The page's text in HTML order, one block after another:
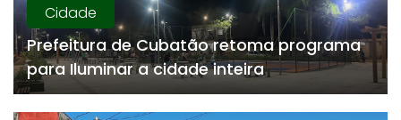
Cidade
Prefeitura de Cubatão retoma programa
para Iluminar a cidade inteira